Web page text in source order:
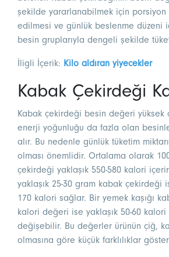
şekilde yararlanabilmek için porsiyon
edilmesi ve günlük beslenme düzeni
besin gruplarıyla dengeli şekilde
İligli İçerik: Kilo aldıran yiyecekler
Kabak Çekirdeği
Kabak çekirdeği besin değeri yüksek
enerji yoğunluğu da fazla olan
alır. Bu nedenle günlük tüketim
olması önemlidir. Ortalama olarak
çekirdeği yaklaşık 550-580 kalori
yaklaşık 25-30 gram kabak çekirdeği
170 kalori sağlar. Bir yemek kaşığı
kalori değeri ise yaklaşık 50-60 kalori
değişebilir. Bu değerler ürünün çiğ,
olmasına göre küçük farklılıklar